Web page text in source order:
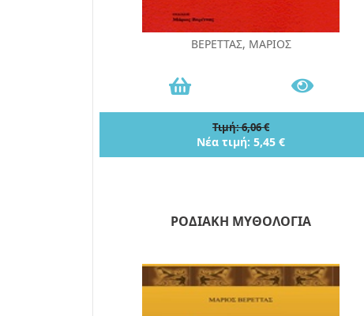
ΒΕΡΕΤΤΑΣ, ΜΑΡΙΟΣ
Τιμή: 6,06 €
Νέα τιμή: 5,45 €
ΡΟΔΙΑΚΗ ΜΥΘΟΛΟΓΙΑ